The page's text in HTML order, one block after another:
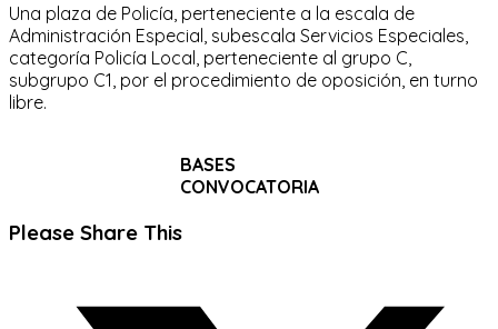
Una plaza de Policía, perteneciente a la escala de
Administración Especial, subescala Servicios Especiales,
categoría Policía Local, perteneciente al grupo C,
subgrupo C1, por el procedimiento de oposición, en turno
libre.
BASES
CONVOCATORIA
Please Share ThisCompartir